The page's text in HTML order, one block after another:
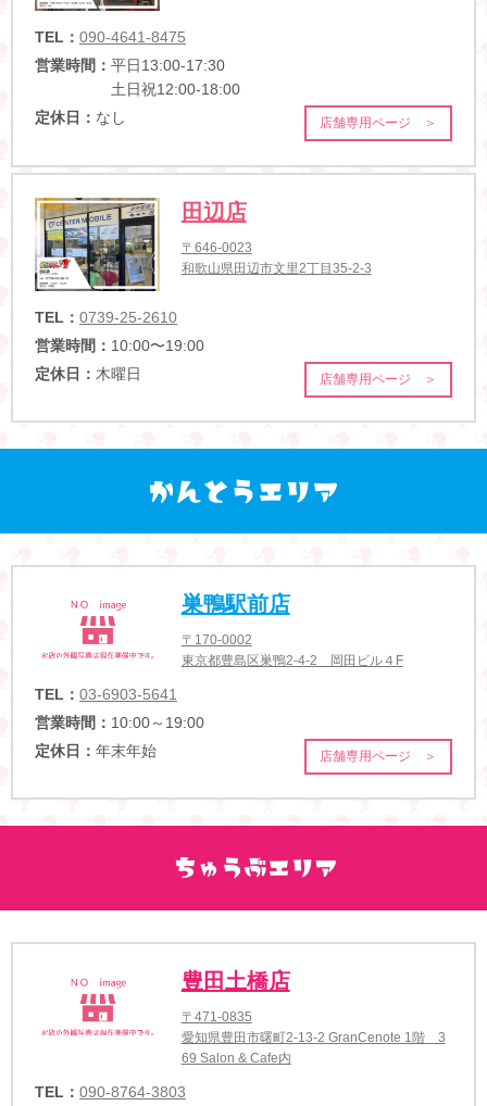
TEL： 090-4641-8475
営業時間： 平日13:00-17:30
土日祝12:00-18:00
定休日： なし 店舗専用ページ ＞
田辺店
〒646-0023
和歌山県田辺市文里2丁目35-2-3
TEL： 0739-25-2610
営業時間： 10:00〜19:00
定休日： 木曜日 店舗専用ページ ＞
巣鴨駅前店
〒170-0002
東京都豊島区巣鴨2-4-2 岡田ビル４F
TEL： 03-6903-5641
営業時間： 10:00～19:00
定休日： 年末年始 店舗専用ページ ＞
豊田土橋店
〒471-0835
愛知県豊田市曙町2-13-2 GranCenote 1階 3
69 Salon & Cafe内
TEL： 090-8764-3803